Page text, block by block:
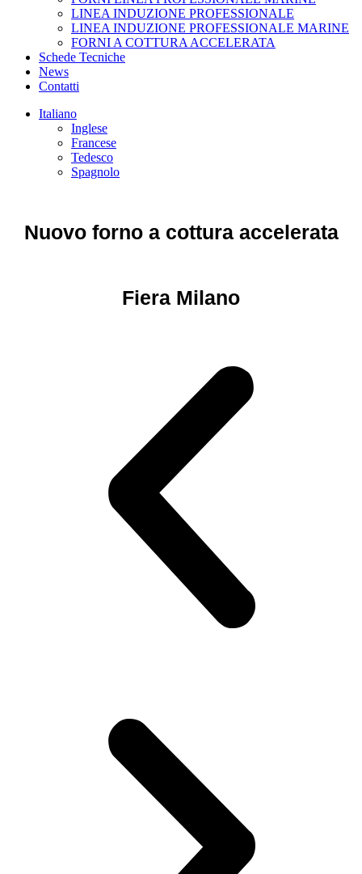
LINEA INDUZIONE PROFESSIONALE
LINEA INDUZIONE PROFESSIONALE MARINE
FORNI A COTTURA ACCELERATA
Schede Tecniche
News
Contatti
Italiano
Inglese
Francese
Tedesco
Spagnolo
Nuovo forno a cottura accelerata
Fiera Milano